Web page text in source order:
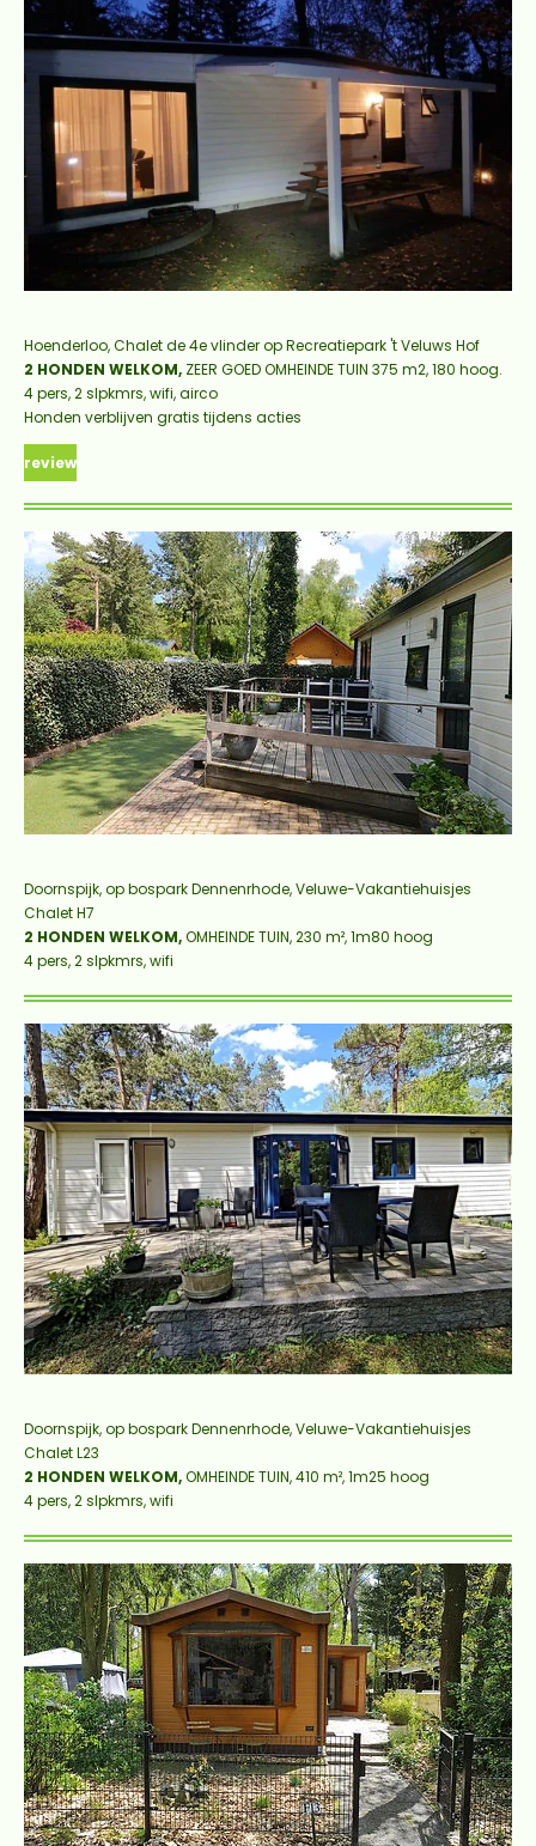
Hoenderloo,Chalet de 4e vlinder op Recreatiepark 't Veluws Hof
2 HONDEN WELKOM, ZEER GOEDOMHEINDE TUIN 375 m2, 180 hoog.
4 pers, 2 slpkmrs, wifi, airco
Honden verblijven gratis tijdens acties
review
Doornspijk, op bospark Dennenrhode, Veluwe-Vakantiehuisjes
ChaletH7
2 HONDEN WELKOM,OMHEINDE TUIN, 230 m², 1m80 hoog
4 pers, 2 slpkmrs, wifi
Doornspijk, op bospark Dennenrhode, Veluwe-Vakantiehuisjes
Chalet L23
2 HONDEN WELKOM,OMHEINDE TUIN, 410 m², 1m25 hoog
4 pers, 2 slpkmrs, wifi